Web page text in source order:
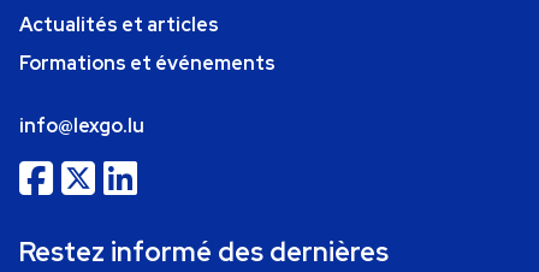
Actualités et articles
Formations et événements
info@lexgo.lu
Restez informé des dernières